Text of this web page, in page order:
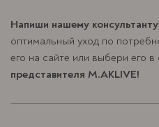
Напиши нашему консультанту
оптимальный уход по
его на сайте или выбери его
представителя M.AKLIVE!